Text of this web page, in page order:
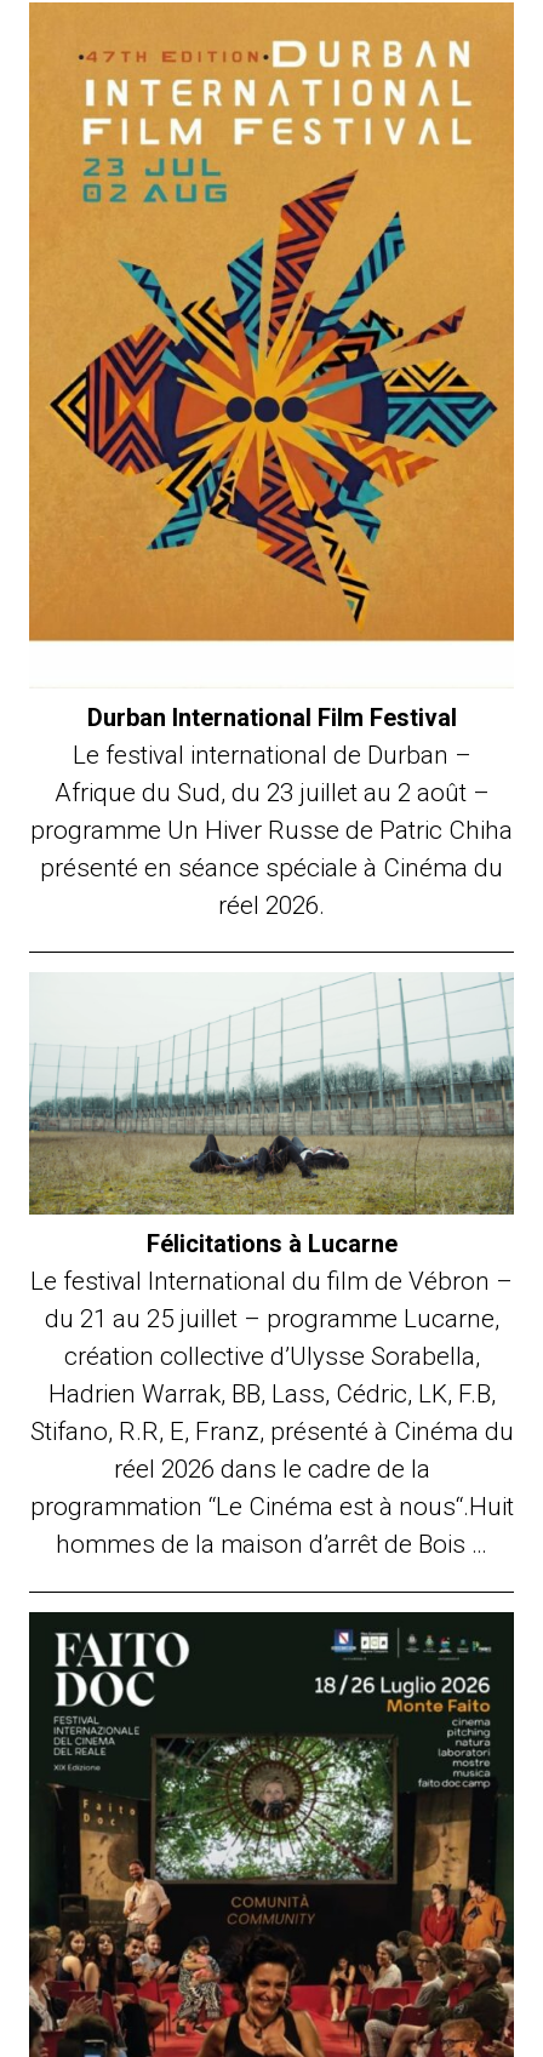
Durban International Film Festival
Le festival international de Durban –
Afrique du Sud, du 23 juillet au 2 août –
programme Un Hiver Russe de Patric Chiha
présenté en séance spéciale à Cinéma du
réel 2026.
Félicitations à Lucarne
Le festival International du film de Vébron –
du 21 au 25 juillet – programme Lucarne,
création collective d’Ulysse Sorabella,
Hadrien Warrak, BB, Lass, Cédric, LK, F.B,
Stifano, R.R, E, Franz, présenté à Cinéma du
réel 2026 dans le cadre de la
programmation “Le Cinéma est à nous“.Huit
hommes de la maison d’arrêt de Bois …